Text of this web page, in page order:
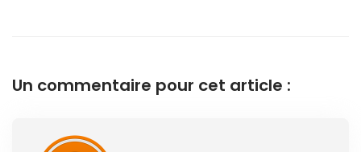
Un commentaire pour cet article :